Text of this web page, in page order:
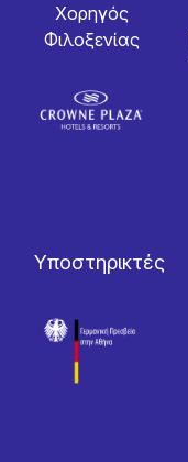
Χορηγός
Φιλοξενίας
Υποστηρικτές